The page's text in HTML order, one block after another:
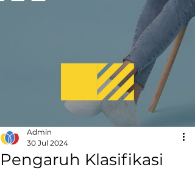
Pengaruh Klasifikasi
Admin
30 Jul 2024